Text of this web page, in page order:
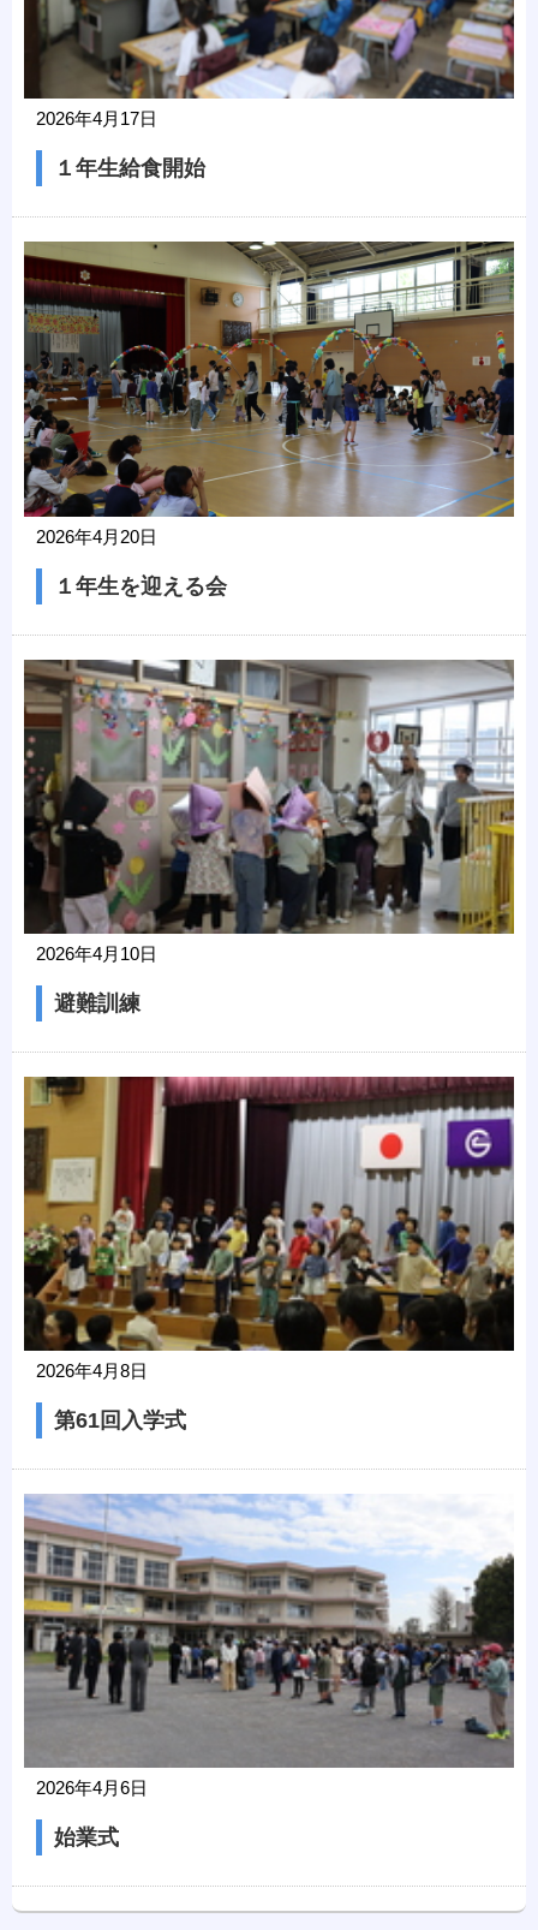
2026年4月17日
１年生給食開始
2026年4月20日
１年生を迎える会
2026年4月10日
避難訓練
2026年4月8日
第61回入学式
2026年4月6日
始業式